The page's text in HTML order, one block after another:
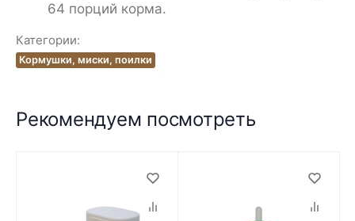
64 порций корма.
Категории:
Кормушки, миски, поилки
Рекомендуем посмотреть